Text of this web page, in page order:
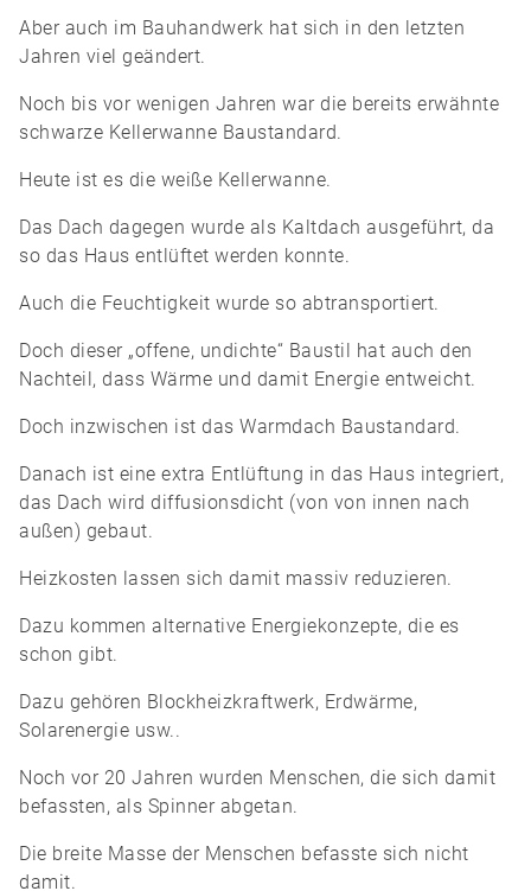
Aber auch im Bauhandwerk hat sich in den letzten
Jahren viel geändert.
Noch bis vor wenigen Jahren war die bereits erwähnte
schwarze Kellerwanne Baustandard.
Heute ist es die weiße Kellerwanne.
Das Dach dagegen wurde als Kaltdach ausgeführt, da
so das Haus entlüftet werden konnte.
Auch die Feuchtigkeit wurde so abtransportiert.
Doch dieser „offene, undichte“ Baustil hat auch den
Nachteil, dass Wärme und damit Energie entweicht.
Doch inzwischen ist das Warmdach Baustandard.
Danach ist eine extra Entlüftung in das Haus integriert,
das Dach wird diffusionsdicht (von von innen nach
außen) gebaut.
Heizkosten lassen sich damit massiv reduzieren.
Dazu kommen alternative Energiekonzepte, die es
schon gibt.
Dazu gehören Blockheizkraftwerk, Erdwärme,
Solarenergie usw..
Noch vor 20 Jahren wurden Menschen, die sich damit
befassten, als Spinner abgetan.
Die breite Masse der Menschen befasste sich nicht
damit.